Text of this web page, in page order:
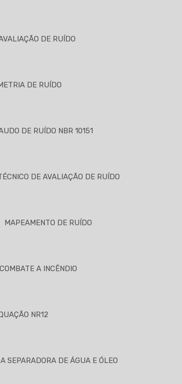
DE RUÍDO
DE RUÍDO
DE RUÍDO NBR 10151
DE AVALIAÇÃO DE RUÍDO
MAPEAMENTO DE RUÍDO
A INCÊNDIO
NR12
SEPARADORA DE ÁGUA E ÓLEO